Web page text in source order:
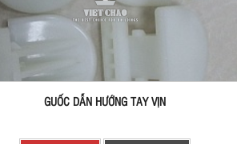
GUỐC DẪN HƯỚNG TAY VỊN